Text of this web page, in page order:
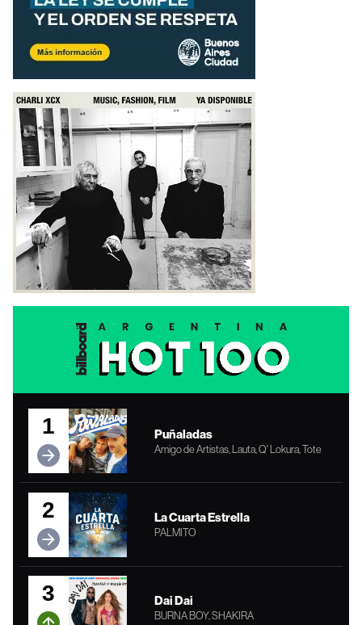
1 Puñaladas
Amigo de Artistas, Lauta, Q' Lokura, Tote
2 La Cuarta Estrella
PALMITO
3 Dai Dai
BURNA BOY, SHAKIRA